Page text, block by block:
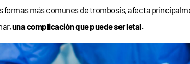
formas más comunes de trombosis, afecta
una complicación que puede ser letal.